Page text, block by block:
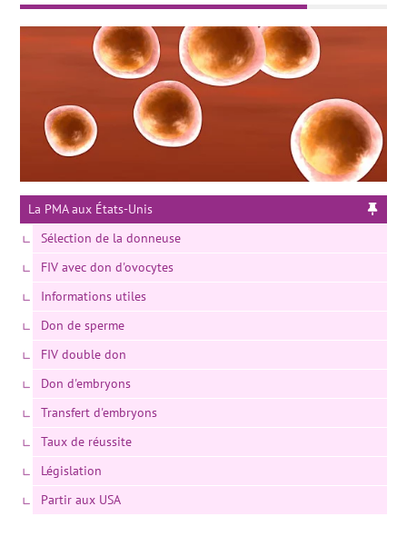
La PMA aux États-Unis
Sélection de la donneuse
FIV avec don d'ovocytes
Informations utiles
Don de sperme
FIV double don
Don d'embryons
Transfert d'embryons
Taux de réussite
Législation
Partir aux USA